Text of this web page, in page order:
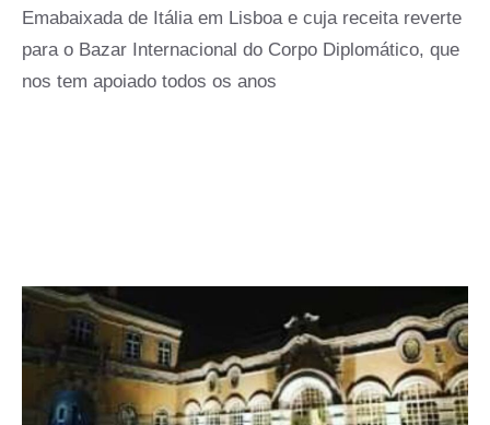
Emabaixada de Itália em Lisboa e cuja receita reverte
para o Bazar Internacional do Corpo Diplomático, que
nos tem apoiado todos os anos